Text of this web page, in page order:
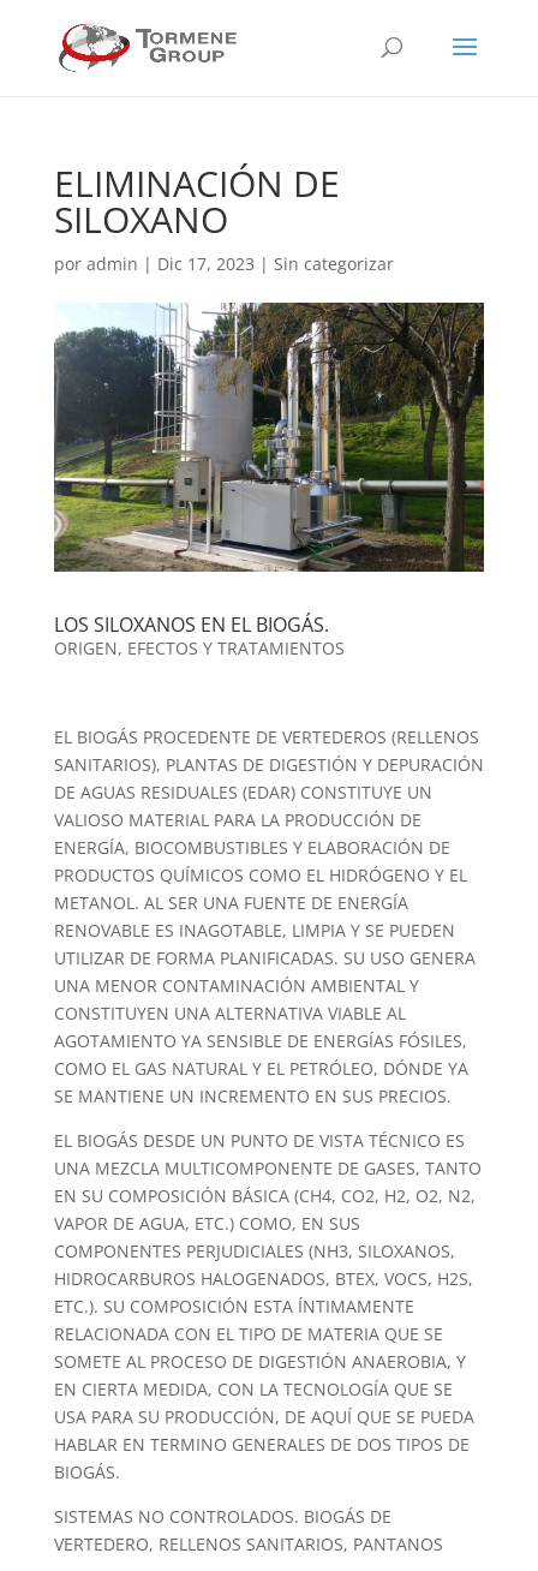
ELIMINACIÓN DE
SILOXANO
por admin | Dic 17, 2023 | Sin categorizar
LOS SILOXANOS EN EL BIOGÁS.
ORIGEN, EFECTOS Y TRATAMIENTOS
EL BIOGÁS PROCEDENTE DE VERTEDEROS (RELLENOS
SANITARIOS), PLANTAS DE DIGESTIÓN Y DEPURACIÓN
DE AGUAS RESIDUALES (EDAR) CONSTITUYE UN
VALIOSO MATERIAL PARA LA PRODUCCIÓN DE
ENERGÍA, BIOCOMBUSTIBLES Y ELABORACIÓN DE
PRODUCTOS QUÍMICOS COMO EL HIDRÓGENO Y EL
METANOL. AL SER UNA FUENTE DE ENERGÍA
RENOVABLE ES INAGOTABLE, LIMPIA Y SE PUEDEN
UTILIZAR DE FORMA PLANIFICADAS. SU USO GENERA
UNA MENOR CONTAMINACIÓN AMBIENTAL Y
CONSTITUYEN UNA ALTERNATIVA VIABLE AL
AGOTAMIENTO YA SENSIBLE DE ENERGÍAS FÓSILES,
COMO EL GAS NATURAL Y EL PETRÓLEO, DÓNDE YA
SE MANTIENE UN INCREMENTO EN SUS PRECIOS.
EL BIOGÁS DESDE UN PUNTO DE VISTA TÉCNICO ES
UNA MEZCLA MULTICOMPONENTE DE GASES, TANTO
EN SU COMPOSICIÓN BÁSICA (CH4, CO2, H2, O2, N2,
VAPOR DE AGUA, ETC.) COMO, EN SUS
COMPONENTES PERJUDICIALES (NH3, SILOXANOS,
HIDROCARBUROS HALOGENADOS, BTEX, VOCS, H2S,
ETC.). SU COMPOSICIÓN ESTA ÍNTIMAMENTE
RELACIONADA CON EL TIPO DE MATERIA QUE SE
SOMETE AL PROCESO DE DIGESTIÓN ANAEROBIA, Y
EN CIERTA MEDIDA, CON LA TECNOLOGÍA QUE SE
USA PARA SU PRODUCCIÓN, DE AQUÍ QUE SE PUEDA
HABLAR EN TERMINO GENERALES DE DOS TIPOS DE
BIOGÁS.
SISTEMAS NO CONTROLADOS. BIOGÁS DE
VERTEDERO, RELLENOS SANITARIOS, PANTANOS